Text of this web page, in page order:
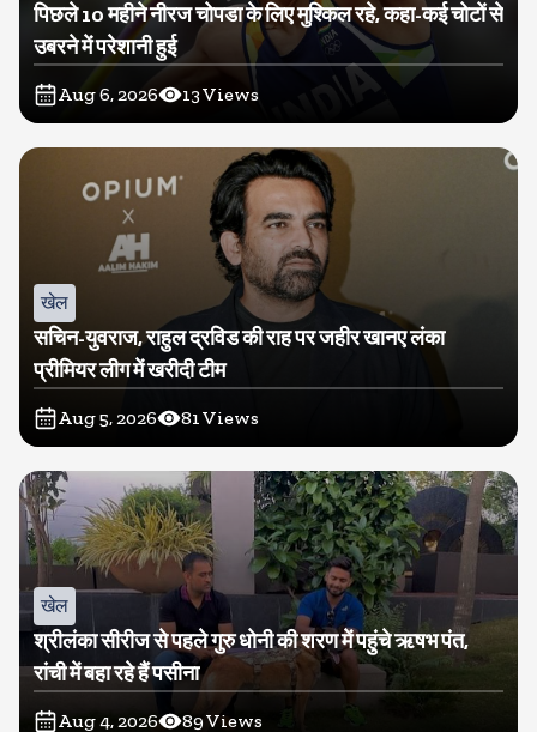
पिछले 10 महीने नीरज चोपडा के लिए मुश्किल रहे, कहा-कई चोटों से
उबरने में परेशानी हुई
Aug 6, 2026 13Views
खेल
सचिन-युवराज, राहुल द्रविड की राह पर जहीर खानए लंका
प्रीमियर लीग में खरीदी टीम
Aug 5, 2026 81Views
खेल
श्रीलंका सीरीज से पहले गुरु धोनी की शरण में पहुंचे ऋषभ पंत,
रांची में बहा रहे हैं पसीना
Aug 4, 2026 89Views